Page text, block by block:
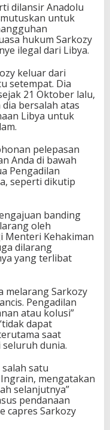
dilansir Anadolu
untuk
hukum Sarkozy
ilegal dari Libya.
keluar dari
setempat. Dia
21 Oktober lalu,
bersalah atas
Libya untuk
pelepasan
Anda di bawah
Pengadilan
seperti dikutip
banding
oleh
Menteri Kehakiman
dilarang
yang terlibat
melarang Sarkozy
Pengadilan
atau kolusi”
dapat
saat
dunia.
satu
mengatakan
selanjutnya”
pendanaan
capres Sarkozy